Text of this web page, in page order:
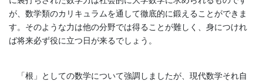
が、数学類のカリキュラムを通して徹底的に鍛えることができま
す。そのような力は他の分野では得ることが難しく、身につけれ
ば将来必ず役に立つ日が来るでしょう。
「根」としての数学について強調しましたが、現代数学それ自